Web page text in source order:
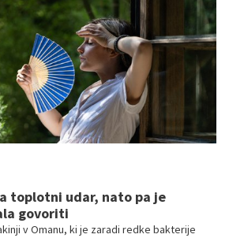
toplotni udar, nato pa je
govoriti
v Omanu, ki je zaradi redke bakterije